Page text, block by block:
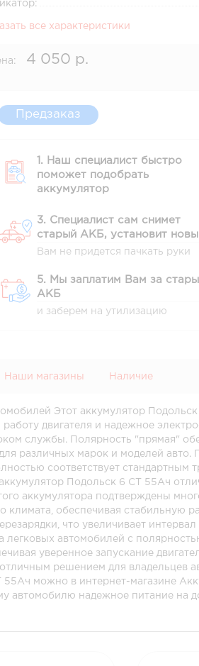
все характеристики
4 050 р.
Предзаказ
1. Наш специалист быстро
поможет подобрать
аккумулятор
3. Специалист сам снимет
старый АКБ, установит
Вам не придется пачкать руки
5. Мы заплатим Вам за
АКБ
и заберем на утилизацию
Наши магазины Наличие
Этот аккумулятор
двигателя и надежное
службы. Полярность "прямая"
различных марок и моделей авто.
соответствует стандартным
Подольск 6 СТ 55Ач
аккумулятора подтверждены
обеспечивая стабильную
что увеличивает
автомобилей с
уверенное запускание
решением для владельцев
можно в интернет-магазине
автомобилю надежное питание на